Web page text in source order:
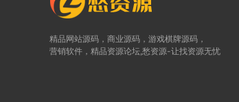
精品网站源码，商业源码，游戏棋牌源码，
营销软件，精品资源论坛,愁资源-让找资源无忧